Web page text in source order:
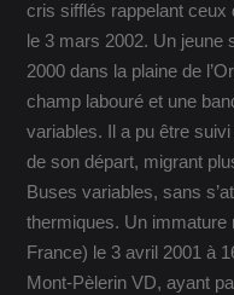
cris sifflés rappelant ceux
le 3 mars 2002. Un jeune
2000 dans la plaine de
champ labouré et une
variables. Il a pu être
de son départ, migrant
Buses variables, sans
thermiques. Un immature
France) le 3 avril 2001 à
Mont-Pèlerin VD, ayant